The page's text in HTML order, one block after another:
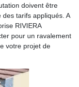
doivent être
tarifs appliqués. A
RIVIERA
pour un ravalement
votre projet de